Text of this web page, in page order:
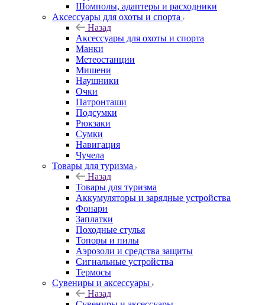
Шомполы, адаптеры и расходники
Аксессуары для охоты и спорта
Назад
Аксессуары для охоты и спорта
Манки
Метеостанции
Мишени
Наушники
Очки
Патронташи
Подсумки
Рюкзаки
Сумки
Навигация
Чучела
Товары для туризма
Назад
Товары для туризма
Аккумуляторы и зарядные устройства
Фонари
Заплатки
Походные стулья
Топоры и пилы
Аэрозоли и средства защиты
Сигнальные устройства
Термосы
Сувениры и аксессуары
Назад